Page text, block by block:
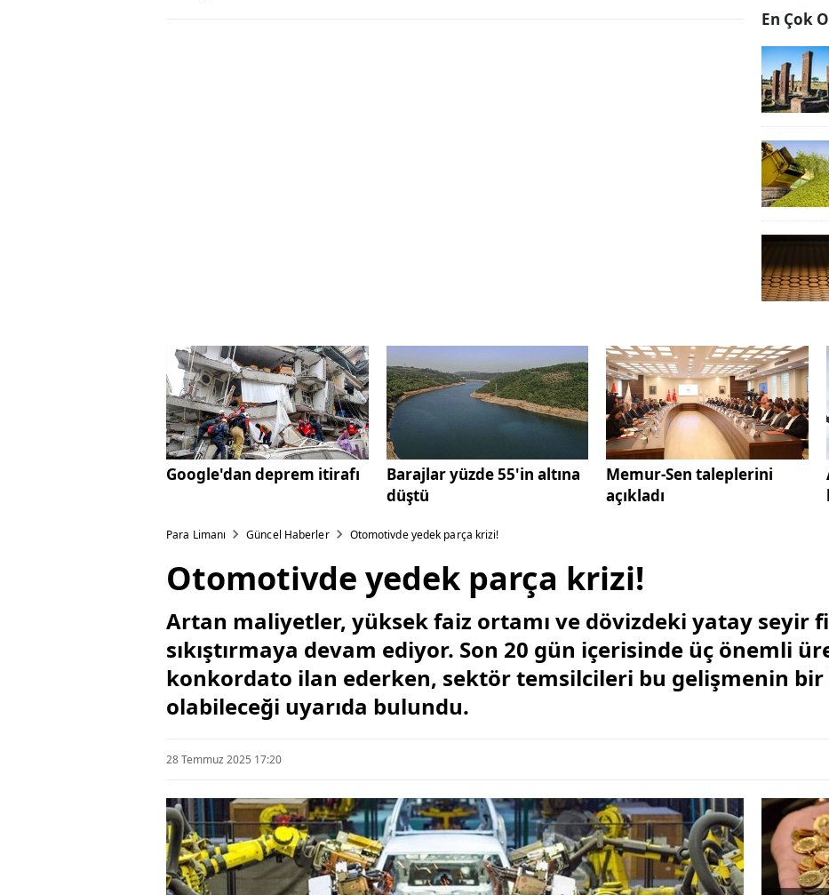
En Çok
Google'dan deprem itirafı
Barajlar yüzde 55'in altına
düştü
Memur-Sen taleplerini
açıkladı
Para Limanı Güncel Haberler Otomotivde yedek parça krizi!
Otomotivde yedek parça krizi!
Artan maliyetler, yüksek faiz ortamı ve dövizdeki yatay seyir
sıkıştırmaya devam ediyor. Son 20 gün içerisinde üç önemli
konkordato ilan ederken, sektör temsilcileri bu gelişmenin bir
olabileceği uyarıda bulundu.
28 Temmuz 2025 17:20